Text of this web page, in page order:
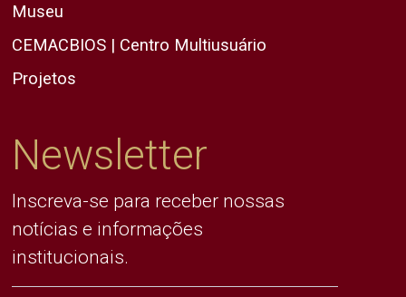
Museu
CEMACBIOS | Centro Multiusuário
Projetos
Newsletter
Inscreva-se para receber nossas
notícias e informações
institucionais.